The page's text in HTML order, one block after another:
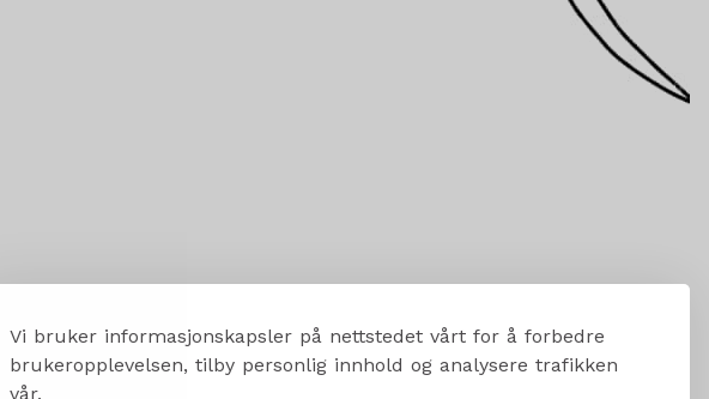
Vi bruker informasjonskapsler på nettstedet vårt for å forbedre
brukeropplevelsen, tilby personlig innhold og analysere trafikken
vår.